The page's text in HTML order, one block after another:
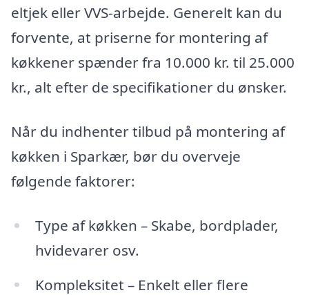
eltjek eller VVS-arbejde. Generelt kan du
forvente, at priserne for montering af
køkkener spænder fra 10.000 kr. til 25.000
kr., alt efter de specifikationer du ønsker.
Når du indhenter tilbud på montering af
køkken i Sparkær, bør du overveje
følgende faktorer:
Type af køkken – Skabe, bordplader,
hvidevarer osv.
Kompleksitet – Enkelt eller flere